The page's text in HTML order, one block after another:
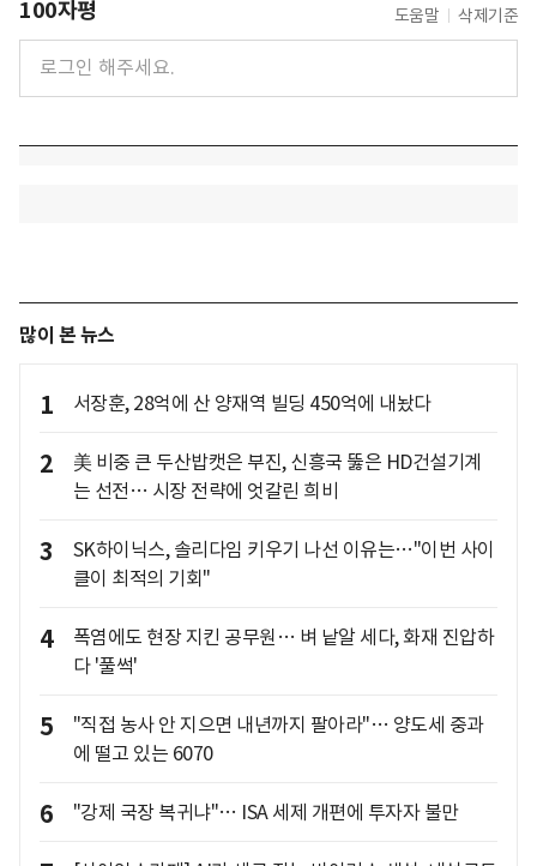
100자평 도움말 삭제기준
많이 본 뉴스
1 서장훈, 28억에 산 양재역 빌딩 450억에 내놨다
2
美 비중 큰 두산밥캣은 부진, 신흥국 뚫은 HD건설기계
는 선전… 시장 전략에 엇갈린 희비
3
SK하이닉스, 솔리다임 키우기 나선 이유는…"이번 사이
클이 최적의 기회"
4
폭염에도 현장 지킨 공무원… 벼 낱알 세다, 화재 진압하
다 '풀썩'
5
"직접 농사 안 지으면 내년까지 팔아라"… 양도세 중과
에 떨고 있는 6070
6 "강제 국장 복귀냐"… ISA 세제 개편에 투자자 불만